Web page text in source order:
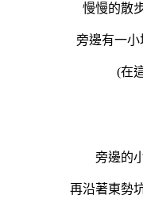
慢慢的散
旁邊有一
(在
旁邊的
再沿著東勢